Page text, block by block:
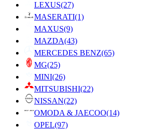
LEXUS(27)
MASERATI(1)
MAXUS(9)
MAZDA(43)
MERCEDES BENZ(65)
MG(25)
MINI(26)
MITSUBISHI(22)
NISSAN(22)
OMODA & JAECOO(14)
OPEL(97)